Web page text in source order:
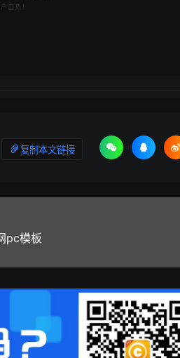
自负！
复制本文链接
pc模板